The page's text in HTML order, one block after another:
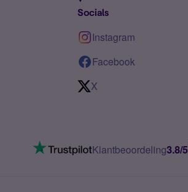
Socials
Instagram
Facebook
X
Klantbeoordeling3.8/5